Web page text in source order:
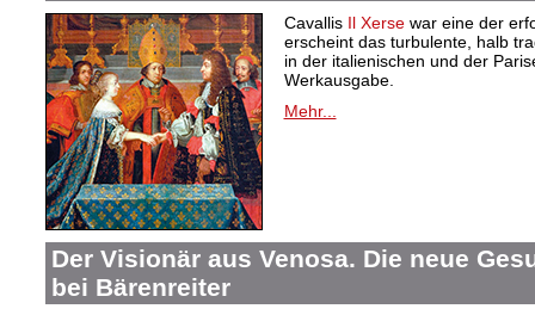
Cavallis Il Xersewar eine der
erscheint das turbulente, halb
in der italienischen und der
Werkausgabe.
Mehr...
Der Visionär aus Venosa. Die neue
bei Bärenreiter